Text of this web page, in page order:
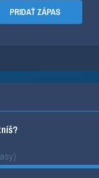
PRIDAŤ ZÁPAS